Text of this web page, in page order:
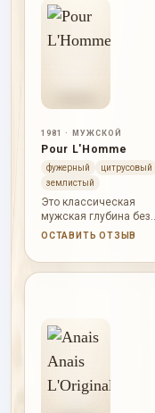
1981 · МУЖСКОЙ
Pour L'Homme
фужерный
цитрусовый
землистый
Это классическая
мужская глубина без
спешки: бергамот,
дубовый мох, сандал
амбра.
ОСТАВИТЬ ОТЗЫВ